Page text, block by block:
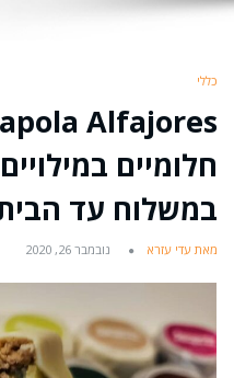
כללי
חלומיים
במשלוח עד
מאת עדי עזרא נובמבר 26, 2020